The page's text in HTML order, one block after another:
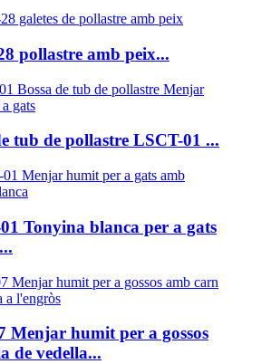
pollastre amb peix...
tub de pollastre LSCT-01 ...
Tonyina blanca per a gats
Menjar humit per a gossos
de vedella...